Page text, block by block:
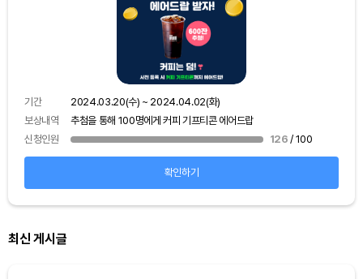
기간
2024.03.20(수) ~ 2024.04.02(화)
보상내역
추첨을 통해 100명에게 커피 기프티콘 에어드랍
신청인원
126 / 100
확인하기
최신 게시글